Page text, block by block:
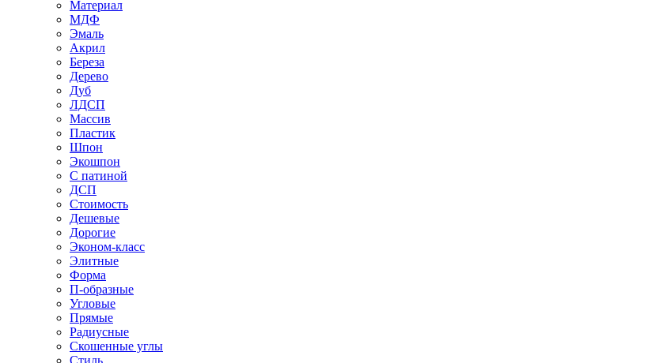
Материал
МДФ
Эмаль
Акрил
Береза
Дерево
Дуб
ЛДСП
Массив
Пластик
Шпон
Экошпон
С патиной
ДСП
Стоимость
Дешевые
Дорогие
Эконом-класс
Элитные
Форма
П-образные
Угловые
Прямые
Радиусные
Скошенные углы
Стиль